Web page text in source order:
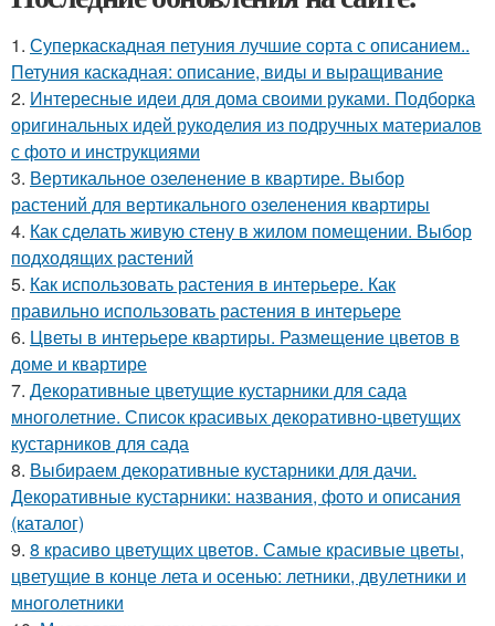
1. Суперкаскадная петуния лучшие сорта с описанием..
Петуния каскадная: описание, виды и выращивание
2. Интересные идеи для дома своими руками. Подборка
оригинальных идей рукоделия из подручных материалов
с фото и инструкциями
3. Вертикальное озеленение в квартире. Выбор
растений для вертикального озеленения квартиры
4. Как сделать живую стену в жилом помещении. Выбор
подходящих растений
5. Как использовать растения в интерьере. Как
правильно использовать растения в интерьере
6. Цветы в интерьере квартиры. Размещение цветов в
доме и квартире
7. Декоративные цветущие кустарники для сада
многолетние. Список красивых декоративно-цветущих
кустарников для сада
8. Выбираем декоративные кустарники для дачи.
Декоративные кустарники: названия, фото и описания
(каталог)
9. 8 красиво цветущих цветов. Самые красивые цветы,
цветущие в конце лета и осенью: летники, двулетники и
многолетники